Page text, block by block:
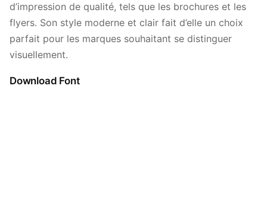
d’impression de qualité, tels que les brochures et les
flyers. Son style moderne et clair fait d’elle un choix
parfait pour les marques souhaitant se distinguer
visuellement.
Download Font